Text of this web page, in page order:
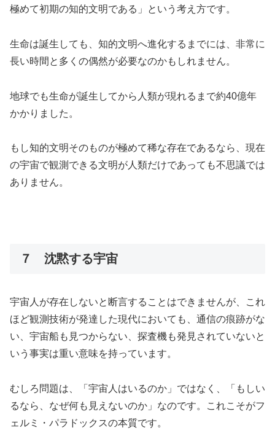
極めて初期の知的文明である」という考え方です。
生命は誕生しても、知的文明へ進化するまでには、非常に
長い時間と多くの偶然が必要なのかもしれません。
地球でも生命が誕生してから人類が現れるまで約40億年
かかりました。
もし知的文明そのものが極めて稀な存在であるなら、現在
の宇宙で観測できる文明が人類だけであっても不思議では
ありません。
７ 沈黙する宇宙
宇宙人が存在しないと断言することはできませんが、これ
ほど観測技術が発達した現代においても、通信の痕跡がな
い、宇宙船も見つからない、探査機も発見されていないと
いう事実は重い意味を持っています。
むしろ問題は、「宇宙人はいるのか」ではなく、「もしい
るなら、なぜ何も見えないのか」なのです。これこそがフ
ェルミ・パラドックスの本質です。